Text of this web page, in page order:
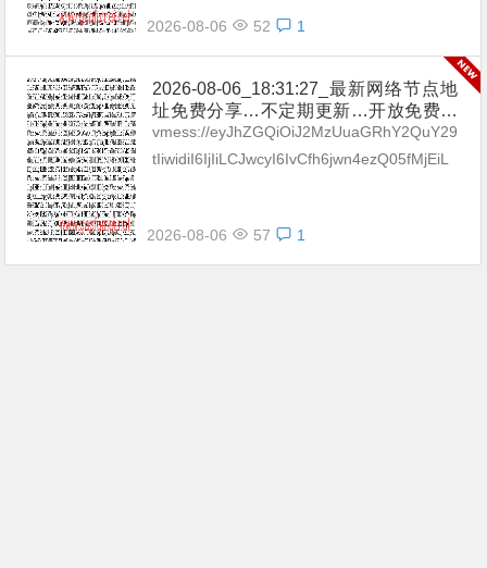
2026-08-06 52 1
2026-08-06_18:31:27_最新网络节点地
址免费分享…不定期更新…开放免费分
享（网络免费节点香港|日本|韩国|新加
坡|台湾|马来西亚|…
vmess://eyJhZGQiOiJ2MzUuaGRhY2QuY29
tIiwidiI6IjIiLCJwcyI6IvCfh6jwn4ezQ05fMjEiL
2026-08-06 57 1